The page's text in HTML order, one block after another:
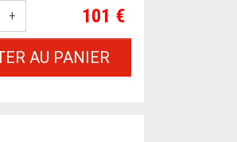
+ Prix
101 €
AU PANIER